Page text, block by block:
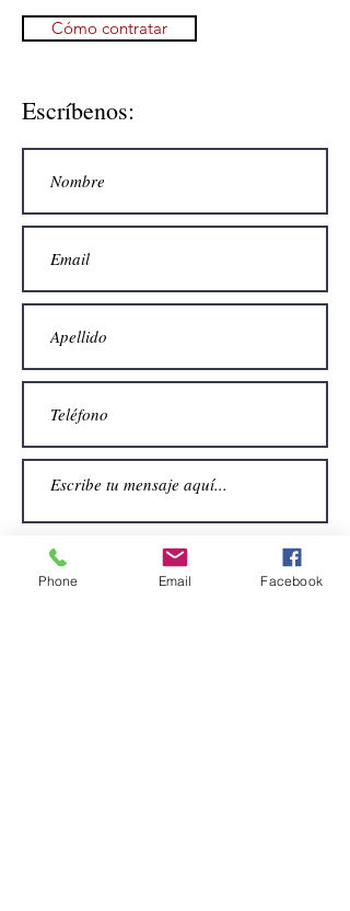
Cómo contratar
Escríbenos:
Enviar
Phone Email Facebook